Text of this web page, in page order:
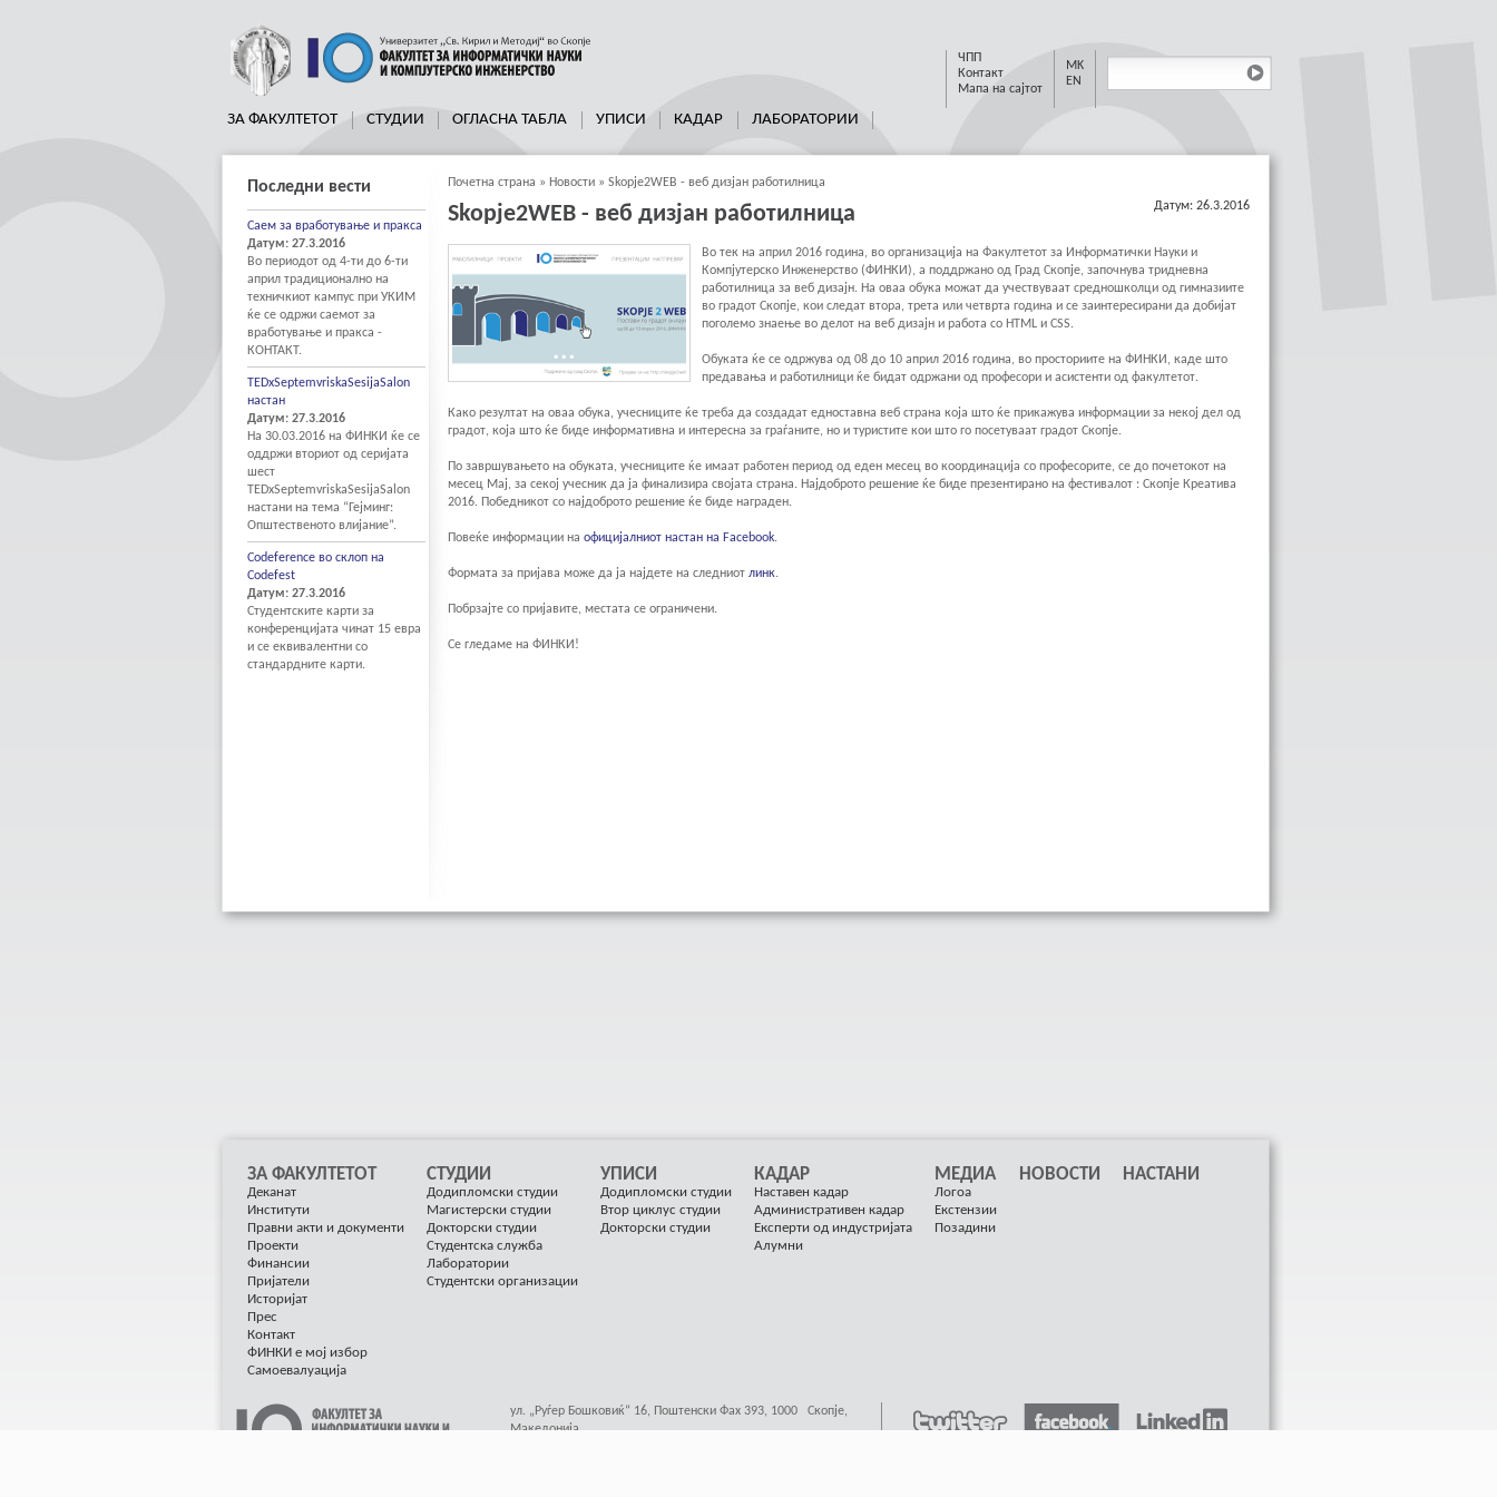
ЧПП
Контакт
Мапа на сајтот
MK
EN
ЗА ФАКУЛТЕТОТ СТУДИИ ОГЛАСНА ТАБЛА УПИСИ КАДАР ЛАБОРАТОРИИ
Почетна страна » Новости » Skopje2WEB - веб дизјан работилница
Последни вести
Саем за вработување и пракса
Датум: 27.3.2016
Во периодот од 4-ти до 6-ти
април традиционално на
техничкиот кампус при УКИМ
ќе се одржи саемот за
вработување и пракса -
КОНТАКТ.
TEDxSeptemvriskaSesijaSalon
настан
Датум: 27.3.2016
На 30.03.2016 на ФИНКИ ќе се
оддржи вториот од серијата
шест
TEDxSeptemvriskaSesijaSalon
настани на тема “Гејминг:
Општественото влијание”.
Codeference во склоп на
Codefest
Датум: 27.3.2016
Студентските карти за
конференцијата чинат 15 евра
и се еквивалентни со
стандардните карти.
Skopje2WEB - веб дизјан работилница Датум: 26.3.2016
Во тек на април 2016 година, во организација на Факултетот за Информатички Науки и
Компјутерско Инженерство (ФИНКИ), а поддржано од Град Скопје, започнува тридневна
работилница за веб дизајн. На оваа обука можат да учествуваат средношколци од гимназиите
во градот Скопје, кои следат втора, трета или четврта година и се заинтересирани да добијат
поголемо знаење во делот на веб дизајн и работа со HTML и CSS.
Обуката ќе се одржува од 08 до 10 aприл 2016 година, во просториите на ФИНКИ, каде што
предавања и работилници ќе бидат одржани од професори и асистенти од факултетот.
Како резултат на оваа обука, учесниците ќе треба да создадат едноставна веб страна која што ќе прикажува информации за некој дел од
градот, која што ќе биде информативна и интересна за граѓаните, но и туристите кои што го посетуваат градот Скопје.
По завршувањето на обуката, учесниците ќе имаат работен период од еден месец во координација со професорите, се до почетокот на
месец Мај, за секој учесник да ја финализира својата страна. Најдоброто решение ќе биде презентирано на фестивалот : Скопје Креатива
2016. Победникот со најдоброто решение ќе биде награден.
Повеќе информации на официјалниот настан на Facebook.
Формата за пријава може да ја најдете на следниот линк.
Побрзајте со пријавите, местата се ограничени.
Се гледаме на ФИНКИ!
ЗА ФАКУЛТЕТОТ
Деканат
Институти
Правни акти и документи
Проекти
Финансии
Пријатели
Историјат
Прес
Контакт
ФИНКИ е мој избор
Самоевалуација
СТУДИИ
Додипломски студии
Магистерски студии
Докторски студии
Студентска служба
Лаборатории
Студентски организации
УПИСИ
Додипломски студии
Втор циклус студии
Докторски студии
КАДАР
Наставен кадар
Административен кадар
Експерти од индустријата
Алумни
МЕДИА
Логоа
Екстензии
Позадини
НОВОСТИ НАСТАНИ
ул. „Руѓер Бошковиќ“ 16, Поштенски Фах 393, 1000 Скопје,
Македонија